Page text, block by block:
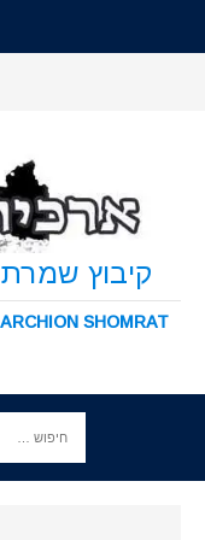
קיבוץ שמרת KIBBUTZ SHOMRAT